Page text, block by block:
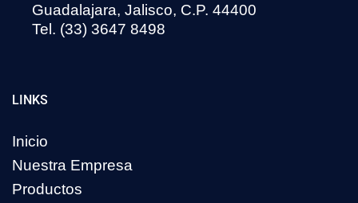
Guadalajara, Jalisco, C.P. 44400
Tel. (33) 3647 8498
LINKS
Inicio
Nuestra Empresa
Productos